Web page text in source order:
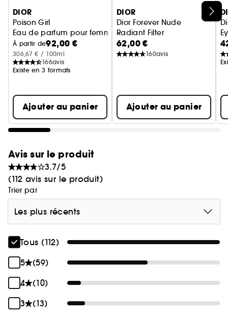
Ignorer le carrousel produits
DIOR
Poison Girl
Eau de parfum pour femme - Notes fleuries & fruitées
À partir de92,00 €
306,67 € / 100ml
166avis
Existe en 3 formats
Ajouter au panier
DIOR
Dior Forever Nude
Radiant Filter
poudre fixatrice floutante, fini
62,00 €
160avis
Ajouter au panier
Avis sur le produit
3.7/5
(112 avis sur le produit)
Trier par
Les plus récents
Tous (112)
5
(59)
4
(10)
3
(13)